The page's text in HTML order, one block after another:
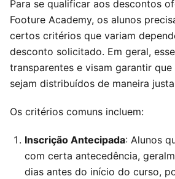
Para se qualificar aos descontos
Footure Academy, os alunos
certos critérios que variam
desconto solicitado. Em geral,
transparentes e visam garantir
sejam distribuídos de maneira
Os critérios comuns incluem:
Inscrição Antecipada: Alunos
com certa antecedência,
dias antes do início do curso,